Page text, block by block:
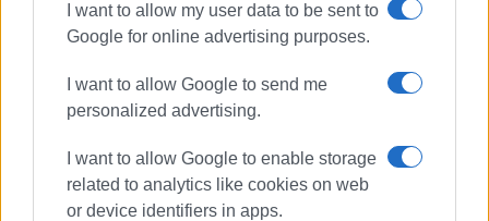
I want to allow my user data to be sent to
Google for online advertising purposes.
I want to allow Google to send me
personalized advertising.
I want to allow Google to enable storage
related to analytics like cookies on web
or device identifiers in apps.
Είναι ο εκδότης - διευθυντής της Ενημέρωσης.
Έχει σπουδάσει και εργαστεί ως μηχανικός και
ηλεκτρονικός. Δημοσιογραφεί από τις αρχές της
δεκαετίας του 1980. Έχει συνεργαστεί με σχεδόν
πρόεδρος του Συνδέσμου Ημερησίων
Περιφερειακών Εφημερίδων, τον οποίον
υπηρέτησε και από τη θέση του γενικού